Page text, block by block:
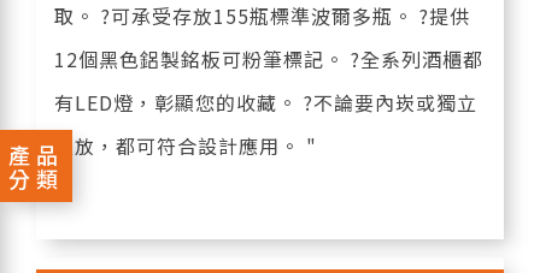
產品
分類
取。 ?可承受存放155瓶標準波爾多瓶。 ?提供
12個黑色鋁製銘板可粉筆標記。 ?全系列酒櫃都
有LED燈，彰顯您的收藏。 ?不論要內崁或獨立
置放，都可符合設計應用。 "